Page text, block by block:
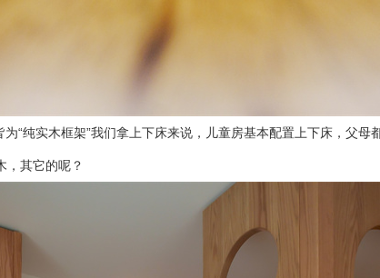
“纯实木框架”我们拿上下床来说，儿童房基本配置上下床，父
，其它的呢？